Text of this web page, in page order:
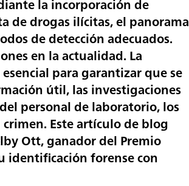
la incorporación de
de drogas ilícitas, el panorama
de detección adecuados.
en la actualidad. La
para garantizar que se
útil, las investigaciones
personal de laboratorio, los
Este artículo de blog
Ott, ganador del Premio
identificación forense con